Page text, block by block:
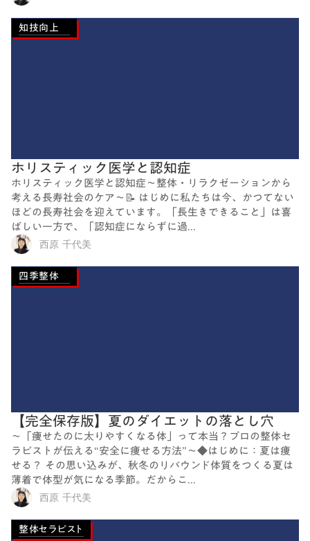
知技向上
ホリスティック医学と認知症
ホリスティック医学と認知症～整体・リラクゼーションから
考える長寿社会のケア～📝 はじめに私たちは今、かつてない
ほどの長寿社会を迎えています。「長生きできること」は喜
ばしい一方で、「認知症にならずに過...
西原 千代美
四季整体
【完全保存版】夏のダイエットの落とし穴
～「痩せたのに太りやすくなる体」って本当？プロの整体セ
ラピストが伝える“安全に痩せる方法”～◆はじめに：夏は痩
せる？ その思い込みが、秋冬のリバウンド体質をつくる夏は
薄着で体型が気になる季節。だからこ...
西原 千代美
整体セラピスト